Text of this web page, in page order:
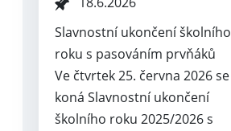
Slavnostní ukončení školního
roku s pasováním prvňáků
Ve čtvrtek 25. června 2026 se
koná Slavnostní ukončení
školního roku 2025/2026 s